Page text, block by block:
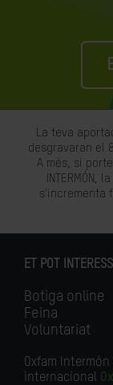
La teva
desgravaran el
A més, si
s'incrementa
ET POT
Botiga online
Feina
Voluntariat
Oxfam
internacional